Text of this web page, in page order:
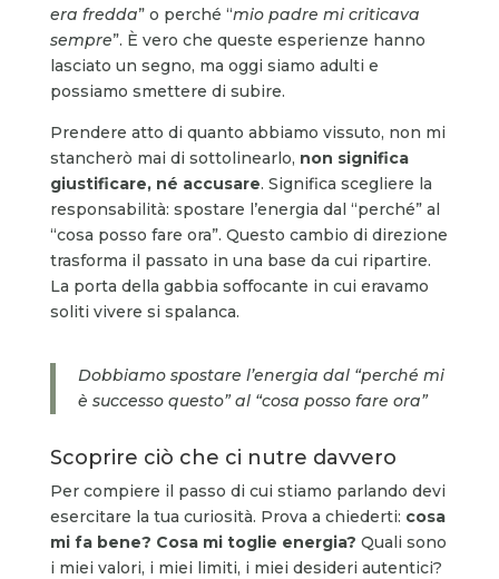
era fredda” o perché “mio padre mi criticava
sempre”. È vero che queste esperienze hanno
lasciato un segno, ma oggi siamo adulti e
possiamo smettere di subire.
Prendere atto di quanto abbiamo vissuto, non mi
stancherò mai di sottolinearlo, non significa
giustificare, né accusare. Significa scegliere la
responsabilità: spostare l’energia dal “perché” al
“cosa posso fare ora”. Questo cambio di direzione
trasforma il passato in una base da cui ripartire.
La porta della gabbia soffocante in cui eravamo
soliti vivere si spalanca.
Dobbiamo spostare l’energia dal “perché mi
è successo questo” al “cosa posso fare ora”
Scoprire ciò che ci nutre davvero
Per compiere il passo di cui stiamo parlando devi
esercitare la tua curiosità. Prova a chiederti: cosa
mi fa bene? Cosa mi toglie energia? Quali sono
i miei valori, i miei limiti, i miei desideri autentici?